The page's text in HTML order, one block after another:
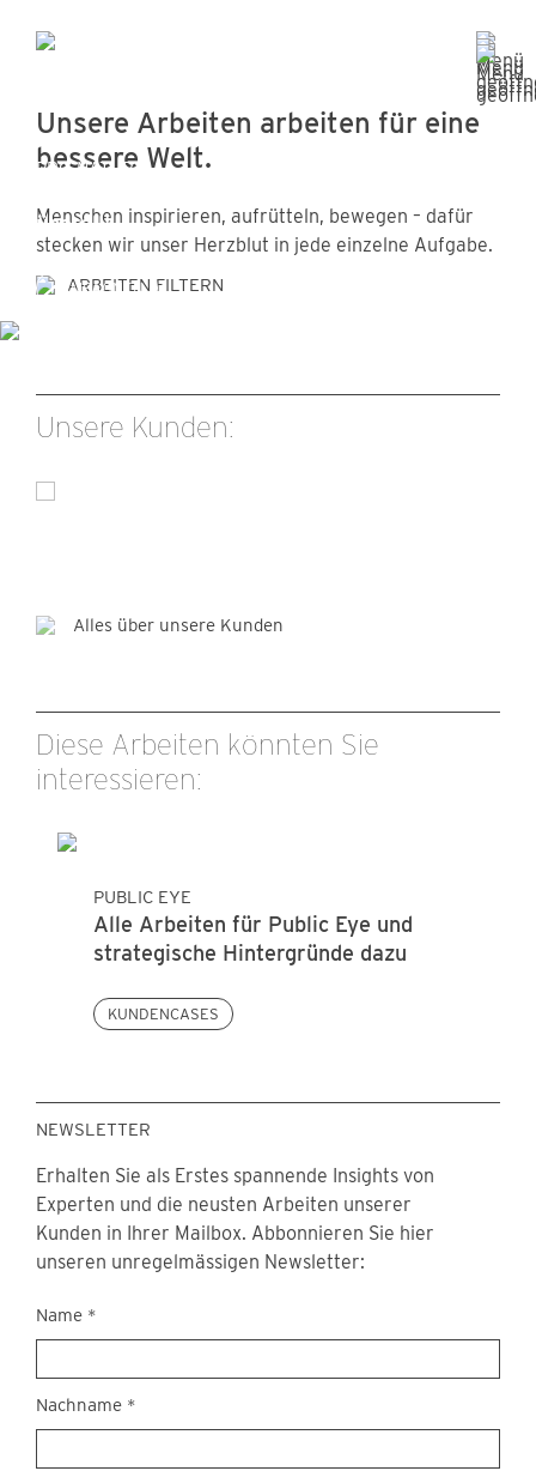
PRO NATURA
überall!
KAMPAGNEN
Unsere Arbeiten arbeiten für eine
bessere Welt.
Menschen inspirieren, aufrütteln, bewegen – dafür
stecken wir unser Herzblut in jede einzelne Aufgabe.
ARBEITEN FILTERN
Unsere Kunden:
Alles über unsere Kunden
Diese Arbeiten könnten Sie
interessieren:
PUBLIC EYE
Alle Arbeiten für Public Eye und
strategische Hintergründe dazu
KUNDENCASES
NEWSLETTER
Erhalten Sie als Erstes spannende Insights von
Experten und die neusten Arbeiten unserer
Kunden in Ihrer Mailbox. Abbonnieren Sie hier
unseren unregelmässigen Newsletter:
Newsletter
Name *
Nachname *